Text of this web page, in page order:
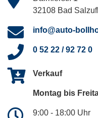
32108 Bad
info@auto-
0 52 22 / 92 72 0
Verkauf
Montag bis
9:00 - 18:00 Uhr